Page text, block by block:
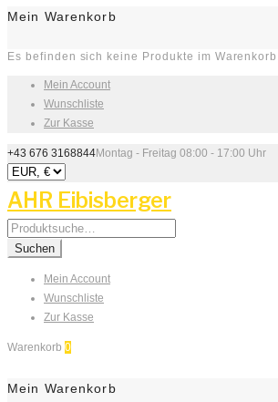
Mein Warenkorb
Es befinden sich keine Produkte im Warenkorb.
Mein Account
Wunschliste
Zur Kasse
+43 676 3168844Montag - Freitag 08:00 - 17:00 Uhr
AHR Eibisberger
Search
for:
Suchen
Mein Account
Wunschliste
Zur Kasse
Warenkorb 0
Mein Warenkorb